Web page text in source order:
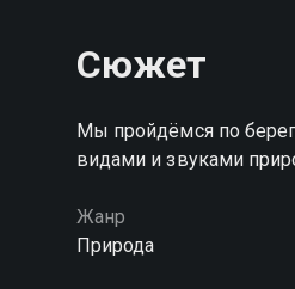
Сюжет
Мы пройдёмся по
видами и звуками
Жанр
Природа